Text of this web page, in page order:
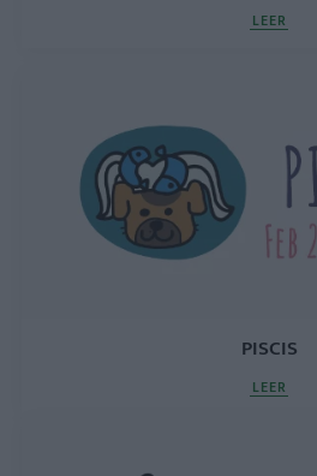
LEER
PISCIS
LEER